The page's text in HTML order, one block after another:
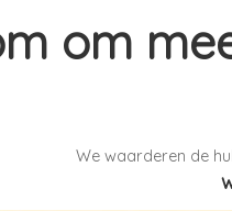
om
We waarderen de